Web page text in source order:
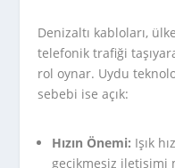
Denizaltı kabloları,
telefonik trafiği
rol oynar. Uydu
sebebi ise açık:
Hızın Önemi: Işık
gecikmesiz iletişimi